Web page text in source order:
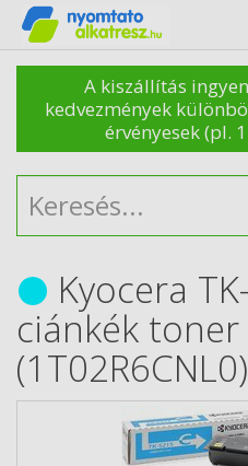
A kiszállítás
kedvezmények
érvényesek (pl.
Kyocera
ciánkék toner